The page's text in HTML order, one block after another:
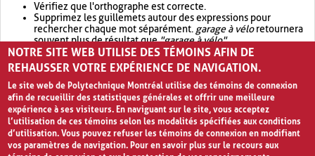
Vérifiez que l'orthographe est correcte.
Supprimez les guillemets autour des expressions pour
rechercher chaque mot séparément. garage à véloretournera
souvent plus de résultat que"garage à vélo".
Envisagez d'élargir votre recherche avec OR.garage OR vélo
retournera souvent plus de résultat quegarage à vélo
NOTRE SITE WEB UTILISE DES TÉMOINS AFIN DE
REHAUSSER VOTRE EXPÉRIENCE DE NAVIGATION.
Le site web de Polytechnique Montréal utilise des témoins de connexion
afin de recueillir des statistiques générales et offrir une meilleure
expérience à ses visiteurs. En naviguant sur le site, vous acceptez
l’utilisation de ces témoins selon les modalités spécifiées aux conditions
d’utilisation. Vous pouvez refuser les témoins de connexion en modifiant
vos paramètres de navigation. Pour en savoir plus sur le recours aux